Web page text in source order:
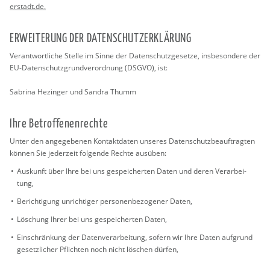
erst​adt.​de.
ER­WEI­TE­RUNG DER DA­TEN­SCHUT­Z­ER­KLÄ­RUNG
Ver­ant­wort­li­che Stel­le im Sinne der Da­ten­schutz­ge­set­ze, ins­be­son­de­re der
EU-Da­ten­schutz­grund­ver­ord­nung (DSGVO), ist:
Sa­bri­na He­zin­ger und San­dra Thumm
Ihre Be­trof­fe­nen­rech­te
Unter den an­ge­ge­be­nen Kon­takt­da­ten un­se­res Da­ten­schutz­be­auf­trag­ten
kön­nen Sie je­der­zeit fol­gen­de Rech­te aus­üben:
Aus­kunft über Ihre bei uns ge­spei­cher­ten Daten und deren Ver­ar­bei­
tung,
Be­rich­ti­gung un­rich­ti­ger per­so­nen­be­zo­ge­ner Daten,
Lö­schung Ihrer bei uns ge­spei­cher­ten Daten,
Ein­schrän­kung der Da­ten­ver­ar­bei­tung, so­fern wir Ihre Daten auf­grund
ge­setz­li­cher Pflich­ten noch nicht lö­schen dür­fen,